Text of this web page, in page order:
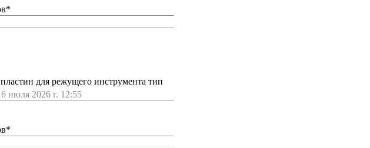
для режущего инструмента тип
июля 2026 г. 12:55